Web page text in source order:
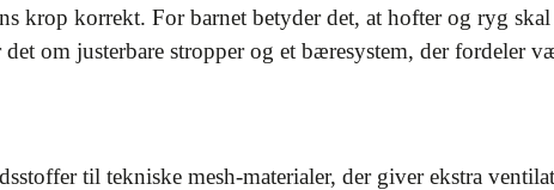
krop korrekt. For barnet betyder det, at hofter og ryg
om justerbare stropper og et bæresystem, der fordeler
til tekniske mesh-materialer, der giver ekstra